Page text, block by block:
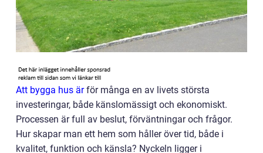
Att bygga hus ärför många en av livets största
investeringar, både känslomässigt och ekonomiskt.
Processen är full av beslut, förväntningar och frågor.
Hur skapar man ett hem som håller över tid, både i
kvalitet, funktion och känsla? Nyckeln ligger i